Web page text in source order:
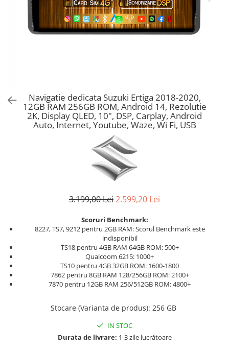
Navigatie dedicata Suzuki Ertiga 2018-2020,
12GB RAM 256GB ROM, Android 14, Rezolutie
2K, Display QLED, 10", DSP, Carplay, Android
Auto, Internet, Youtube, Waze, Wi Fi, USB
3.199,00 Lei2.599,20 Lei
Scoruri Benchmark:
8227, TS7, 9212 pentru 2GB RAM: Scorul Benchmark este
indisponibil
TS18 pentru 4GB RAM 64GB ROM: 500+
Qualcoom 6215: 1000+
TS10 pentru 4GB 32GB ROM: 1600-1800
7862 pentru 8GB RAM 128/256GB ROM: 2100+
7870 pentru 12GB RAM 256/512GB ROM: 4800+
Stocare (Varianta de produs): 256 GB
IN STOC
Durata de livrare: 1-3 zile lucrătoare